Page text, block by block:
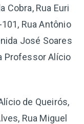
Cobra, Rua Euri
Rua Antônio
José Soares
Professor Alício
de Queirós,
Rua Miguel